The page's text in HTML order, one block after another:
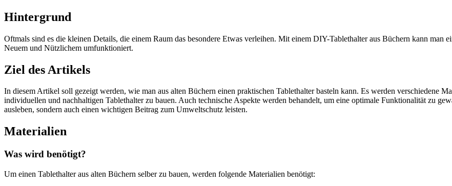
Hintergrund
Oftmals sind es die kleinen Details, die einem Raum das besondere Etwas verleihen. Mit einem DIY-Tablethalter aus Büchern kann man
Neuem und Nützlichem umfunktioniert.
Ziel des Artikels
In diesem Artikel soll gezeigt werden, wie man aus alten Büchern einen praktischen Tablethalter basteln kann. Es werden verschiedene
individuellen und nachhaltigen Tablethalter zu bauen. Auch technische Aspekte werden behandelt, um eine optimale Funktionalität zu
ausleben, sondern auch einen wichtigen Beitrag zum Umweltschutz leisten.
Materialien
Was wird benötigt?
Um einen Tablethalter aus alten Büchern selber zu bauen, werden folgende Materialien benötigt: